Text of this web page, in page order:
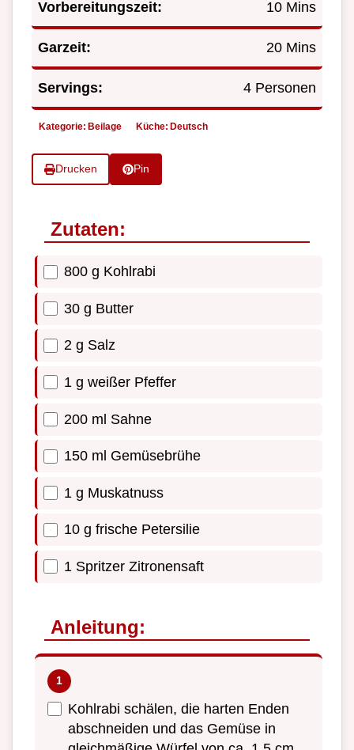
Vorbereitungszeit: 10 Mins
Garzeit: 20 Mins
Servings: 4 Personen
Kategorie: Beilage Küche: Deutsch
Drucken Pin
Zutaten:
800 g Kohlrabi
30 g Butter
2 g Salz
1 g weißer Pfeffer
200 ml Sahne
150 ml Gemüsebrühe
1 g Muskatnuss
10 g frische Petersilie
1 Spritzer Zitronensaft
Anleitung:
Kohlrabi schälen, die harten Enden
abschneiden und das Gemüse in